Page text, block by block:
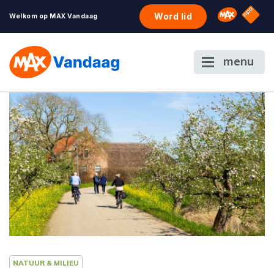
Welkom op MAX Vandaag Word lid Omroep
NPO
menu
NATUUR & MILIEU